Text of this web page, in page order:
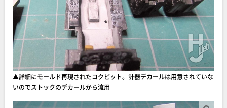
▲詳細にモールド再現されたコクピット。計器デカールは用意されていな
いのでストックのデカールから流用